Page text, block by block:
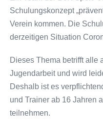
Schulungskonzept
Verein kommen. Die
derzeitigen Situation
Dieses Thema betrifft alle
Jugendarbeit und wird
Deshalb ist es
und Trainer ab 16 Jahren
teilnehmen.